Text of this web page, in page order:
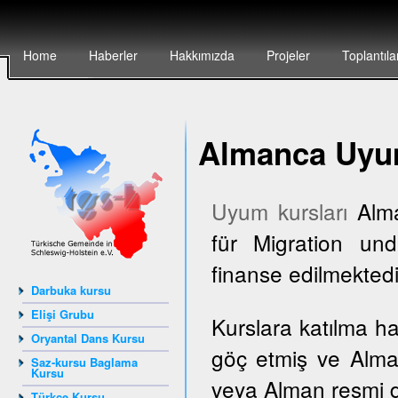
Home Haberler Hakkımızda Projeler
Darbuka kursu
Elişi Grubu
Oryantal Dans Kursu
Saz-kursu Baglama
Kursu
Almanca
Uyum kursları
für Migration
finanse
Kurslara katılma
göç etmiş ve
veya Alman resmi